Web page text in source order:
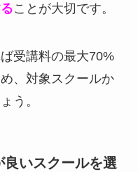
ことが大切です。
受講料の最大70%
、対象スクールか
う。
いスクールを選